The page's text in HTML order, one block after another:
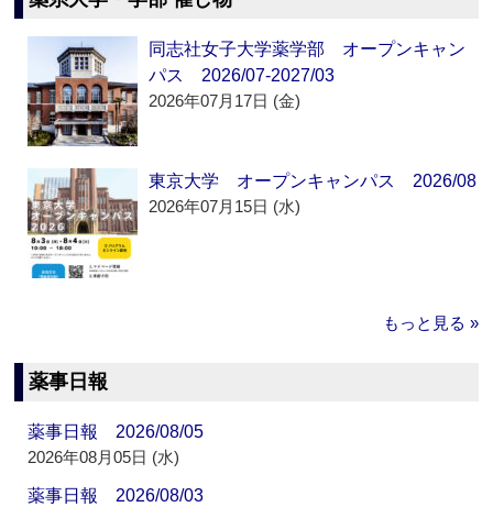
同志社女子大学薬学部 オープンキャン
パス 2026/07-2027/03
2026年07月17日 (金)
東京大学 オープンキャンパス 2026/08
2026年07月15日 (水)
もっと見る »
薬事日報
薬事日報 2026/08/05
2026年08月05日 (水)
薬事日報 2026/08/03